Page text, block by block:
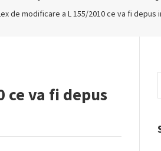
de modificare a L 155/2010 ce va fi depus
ce va fi depus